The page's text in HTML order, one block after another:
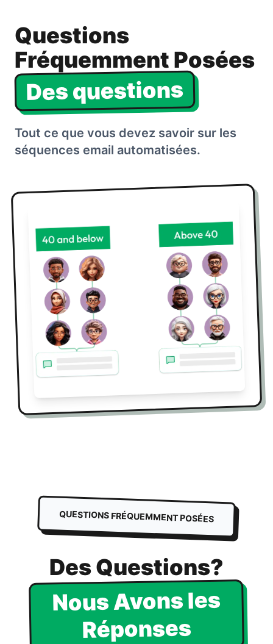
Questions
Fréquemment Posées
Des questions
Tout ce que vous devez savoir sur les
séquences email automatisées.
QUESTIONS FRÉQUEMMENT POSÉES
Des Questions?
Nous Avons les
Réponses